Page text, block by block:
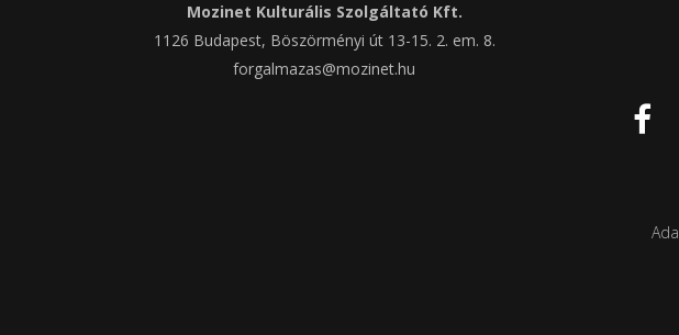
Mozinet Kulturális Szolgáltató Kft.
1126 Budapest, Böszörményi út 13-15. 2. em. 8.
forgalmazas@mozinet.hu